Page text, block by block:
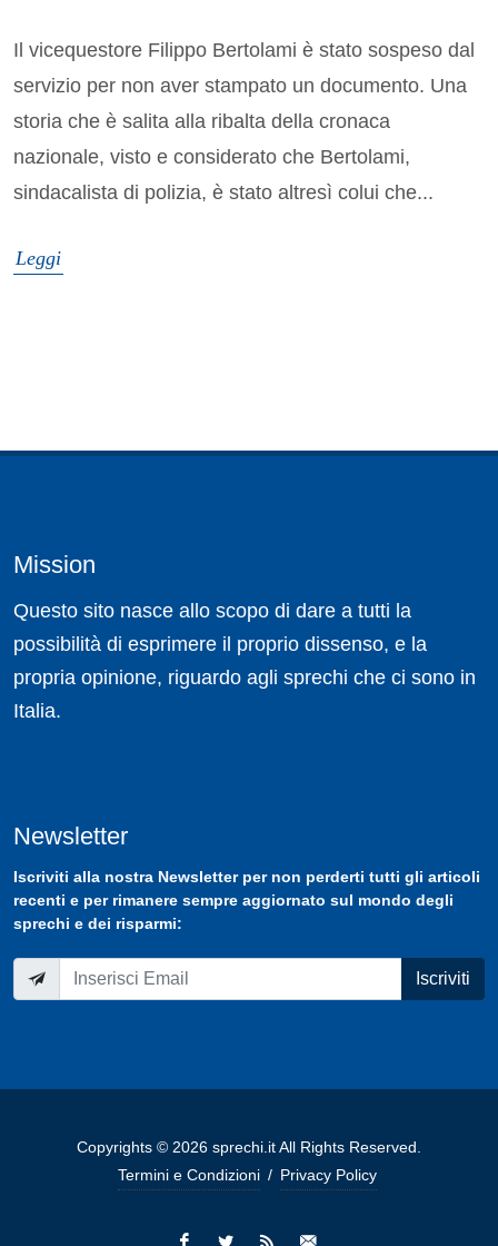
Il vicequestore Filippo Bertolami è stato sospeso dal
servizio per non aver stampato un documento. Una
storia che è salita alla ribalta della cronaca
nazionale, visto e considerato che Bertolami,
sindacalista di polizia, è stato altresì colui che...
Leggi
Mission
Questo sito nasce allo scopo di dare a tutti la
possibilità di esprimere il proprio dissenso, e la
propria opinione, riguardo agli sprechi che ci sono in
Italia.
Newsletter
Iscriviti alla nostra Newsletterper non perderti tutti gli articoli
recenti e per rimanere sempre aggiornato sul mondo degli
sprechi e dei risparmi:
Iscriviti
Copyrights © 2026 sprechi.it All Rights Reserved.
Termini e Condizioni / Privacy Policy